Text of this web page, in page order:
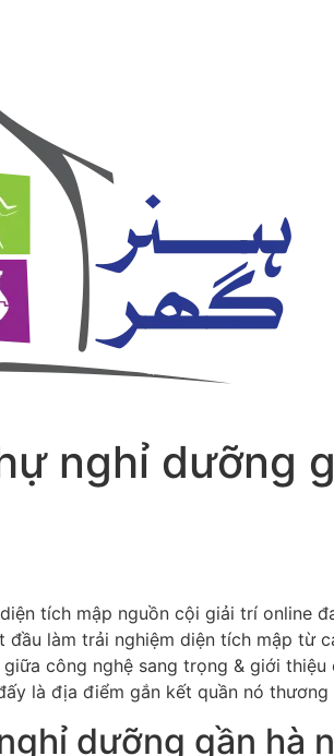
nghỉ dưỡng
tích mập nguồn cội giải trí online
làm trải nghiệm diện tích mập từ
công nghệ sang trọng & giới
là địa điểm gắn kết quần nó
dưỡng gần hà